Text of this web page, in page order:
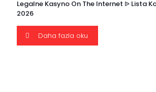
Legalne Kasyno On The Internet ᐉ Lista
2026
Daha fazla oku